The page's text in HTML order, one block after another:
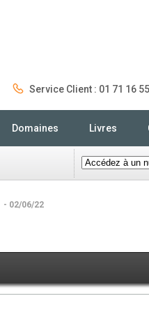
Service Client : 01 71 16
Domaines Livres
- 02/06/22